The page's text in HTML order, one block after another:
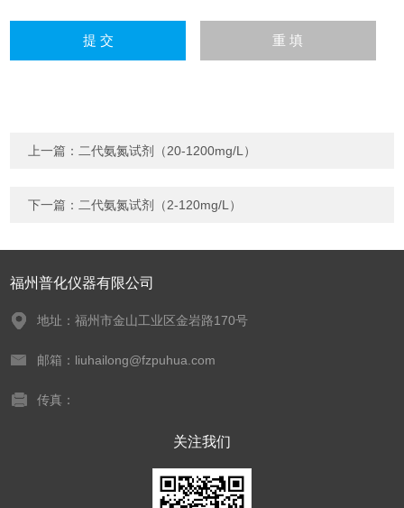
上一篇： 二代氨氮试剂（20-1200mg/L）
下一篇： 二代氨氮试剂（2-120mg/L）
福州普化仪器有限公司
地址：福州市金山工业区金岩路170号
邮箱：liuhailong@fzpuhua.com
传真：
关注我们